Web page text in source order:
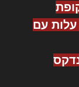
עם